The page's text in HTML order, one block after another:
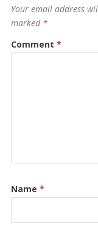
Your email address
marked *
Comment *
Name *